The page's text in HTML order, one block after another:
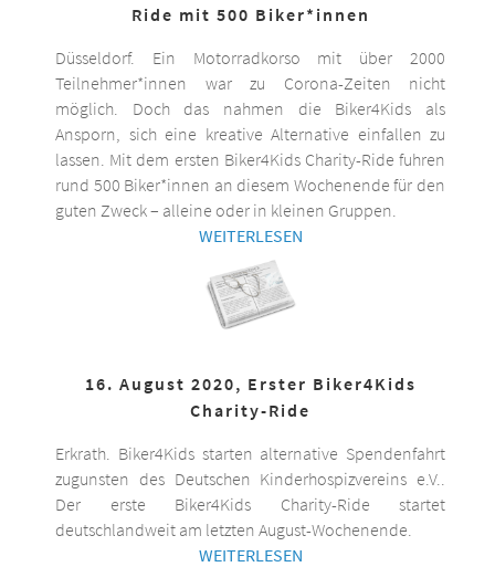
Ride mit 500 Biker*innen
Düsseldorf. Ein Motorradkorso mit über 2000
Teilnehmer*innen war zu Corona-Zeiten nicht
möglich. Doch das nahmen die Biker4Kids als
Ansporn, sich eine kreative Alternative einfallen zu
lassen. Mit dem ersten Biker4Kids Charity-Ride fuhren
rund 500 Biker*innen an diesem Wochenende für den
guten Zweck – alleine oder in kleinen Gruppen.
WEITERLESEN
16. August 2020, Erster Biker4Kids
Charity-Ride
Erkrath. Biker4Kids starten alternative Spendenfahrt
zugunsten des Deutschen Kinderhospizvereins e.V..
Der erste Biker4Kids Charity-Ride startet
deutschlandweit am letzten August-Wochenende.
WEITERLESEN